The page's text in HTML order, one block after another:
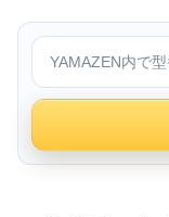
YAMAZEN内で検索